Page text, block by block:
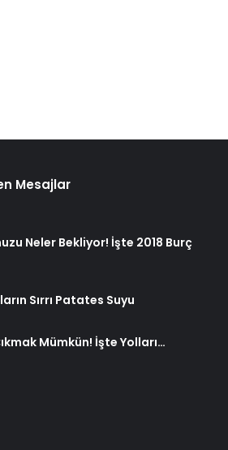
mineraller sağlamasıdır.
Mesajlar
Neler Bekliyor! İşte 2018 Burç
Sırrı Patates Suyu
Mümkün! İşte Yolları…